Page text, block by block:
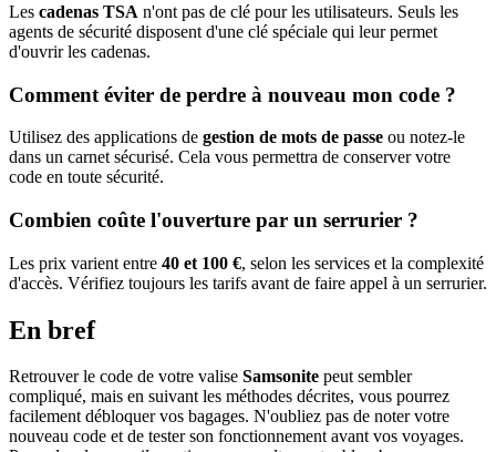
Les cadenas TSA n'ont pas de clé pour les utilisateurs. Seuls les
agents de sécurité disposent d'une clé spéciale qui leur permet
d'ouvrir les cadenas.
Comment éviter de perdre à nouveau mon code ?
Utilisez des applications de gestion de mots de passe ou notez-le
dans un carnet sécurisé. Cela vous permettra de conserver votre
code en toute sécurité.
Combien coûte l'ouverture par un serrurier ?
Les prix varient entre 40 et 100 €, selon les services et la complexité
d'accès. Vérifiez toujours les tarifs avant de faire appel à un serrurier.
En bref
Retrouver le code de votre valise Samsonite peut sembler
compliqué, mais en suivant les méthodes décrites, vous pourrez
facilement débloquer vos bagages. N'oubliez pas de noter votre
nouveau code et de tester son fonctionnement avant vos voyages.